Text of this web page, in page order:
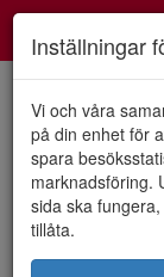
HEM
Inställningar
Vi och våra
på din enhet för
spara
marknadsföring.
sida ska
tillåta.